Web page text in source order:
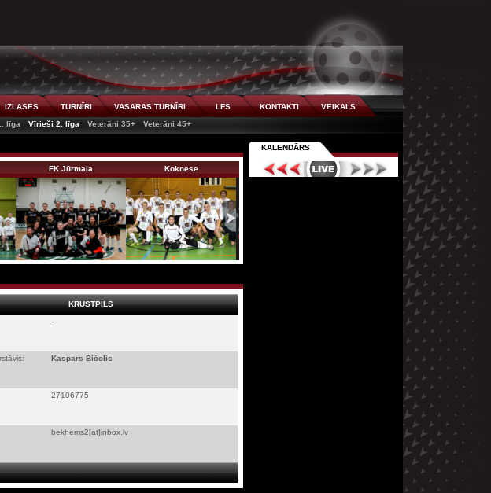
IZLASES TURNĪRI VASARAS TURNĪRI LFS KONTAKTI
VEIKALS
līga Vīrieši 2. līga Veterāni 35+ Veterāni 45+
FK Jūrmala Koknese Talsu NSS FK Valka
KRUSTPILS
-
Kaspars Bičolis
27106775
bekhems2[at]inbox.lv
KALENDĀRS